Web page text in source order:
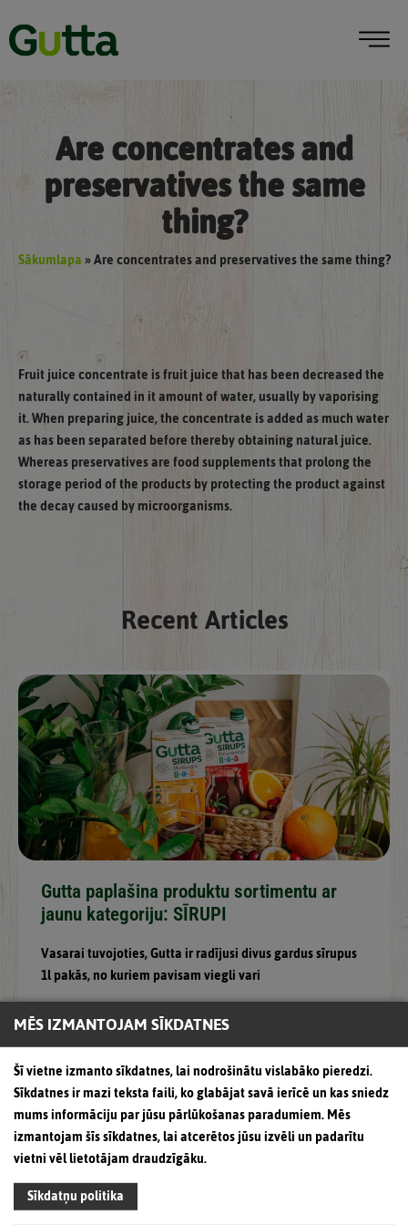
Are concentrates and
preservatives the same
thing?
Sākumlapa»Are concentrates and preservatives the same thing?
Fruit juice concentrate is fruit juice that has been decreased the
naturally contained in it amount of water, usually by vaporising
it. When preparing juice, the concentrate is added as much water
as has been separated before thereby obtaining natural juice.
Whereas preservatives are food supplements that prolong the
storage period of the products by protecting the product against
the decay caused by microorganisms.
Recent Articles
Gutta paplašina produktu sortimentu ar
jaunu kategoriju: SĪRUPI
Vasarai tuvojoties, Gutta ir radījusi divus gardus sīrupus
1l pakās, no kuriem pavisam viegli vari
MĒS IZMANTOJAM SĪKDATNES
Šī vietne izmanto sīkdatnes, lai nodrošinātu vislabāko pieredzi.
Sīkdatnes ir mazi teksta faili, ko glabājat savā ierīcē un kas sniedz
mums informāciju par jūsu pārlūkošanas paradumiem. Mēs
izmantojam šīs sīkdatnes, lai atcerētos jūsu izvēli un padarītu
vietni vēl lietotājam draudzīgāku.
Sīkdatņu politika